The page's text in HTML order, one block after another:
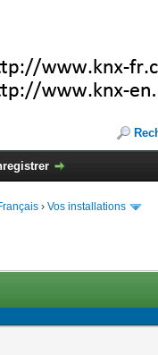
› Vos installations